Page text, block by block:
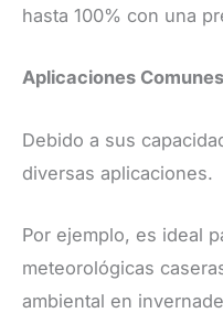
hasta 100% con una
Aplicaciones Comunes
Debido a sus
diversas aplicaciones.
Por ejemplo, es ideal
meteorológicas
ambiental en